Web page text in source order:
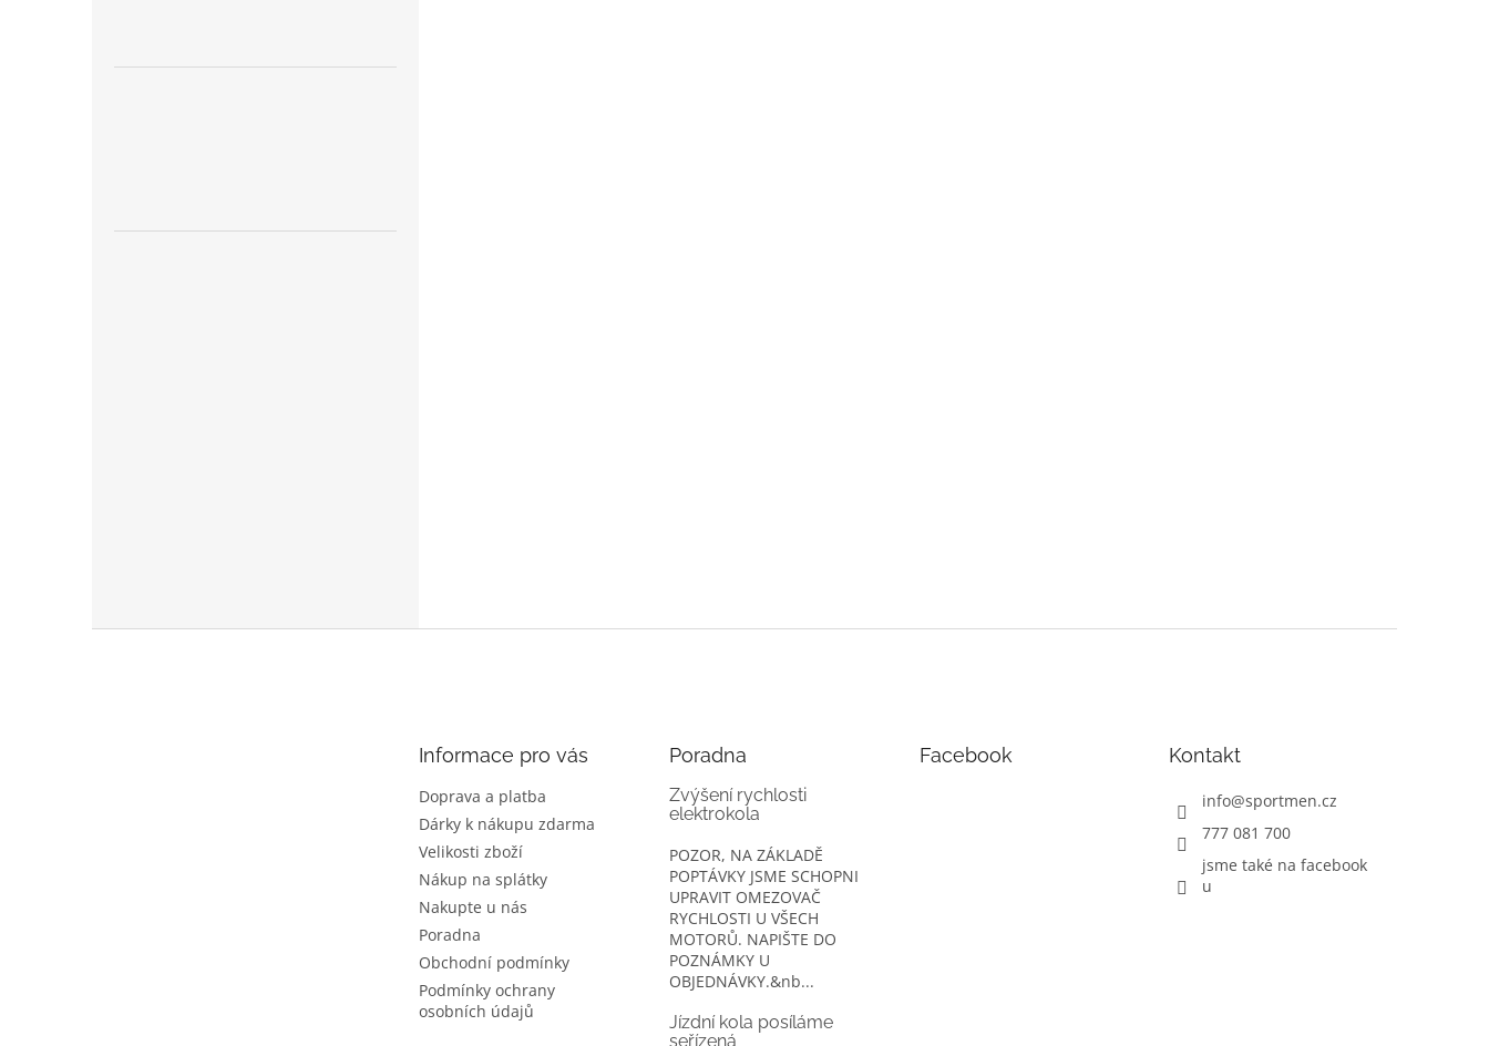
Informace pro vás
Doprava a platba
Dárky k nákupu zdarma
Velikosti zboží
Nákup na splátky
Nakupte u nás
Poradna
Obchodní podmínky
Podmínky ochrany
osobních údajů
Poradna
Zvýšení rychlosti
elektrokola
POZOR, NA ZÁKLADĚ
POPTÁVKY JSME SCHOPNI
UPRAVIT OMEZOVAČ
RYCHLOSTI U VŠECH
MOTORŮ. NAPIŠTE DO
POZNÁMKY U
OBJEDNÁVKY.&nb...
Jízdní kola posíláme
seřízená
Facebook Kontakt
info@sportmen.cz
777 081 700
jsme také na facebook
u